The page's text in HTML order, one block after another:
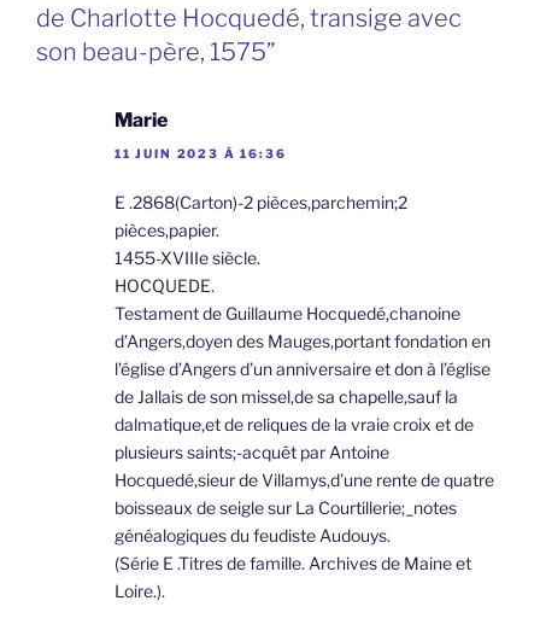
de Charlotte Hocquedé, transige avec
son beau-père, 1575”
Marie
11 JUIN 2023 À 16:36
E .2868(Carton)-2 pièces,parchemin;2
pièces,papier.
1455-XVIIIe siècle.
HOCQUEDE.
Testament de Guillaume Hocquedé,chanoine
d’Angers,doyen des Mauges,portant fondation en
l’église d’Angers d’un anniversaire et don à l’église
de Jallais de son missel,de sa chapelle,sauf la
dalmatique,et de reliques de la vraie croix et de
plusieurs saints;-acquêt par Antoine
Hocquedé,sieur de Villamys,d’une rente de quatre
boisseaux de seigle sur La Courtillerie;_notes
généalogiques du feudiste Audouys.
(Série E .Titres de famille. Archives de Maine et
Loire.).